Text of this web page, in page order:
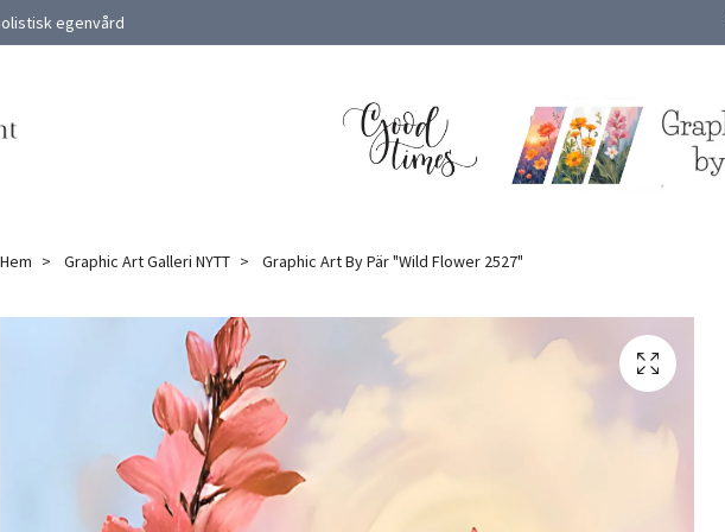
egenvård
Hem Graphic Art Galleri NYTT Graphic Art By Pär "Wild Flower 2527"